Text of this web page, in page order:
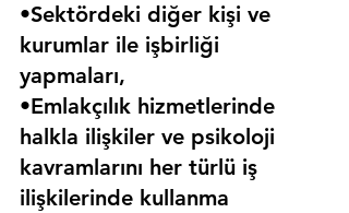
•Sektördeki diğer kişi ve
kurumlar ile işbirliği
yapmaları,
•Emlakçılık hizmetlerinde
halkla ilişkiler ve psikoloji
kavramlarını her türlü iş
ilişkilerinde kullanma